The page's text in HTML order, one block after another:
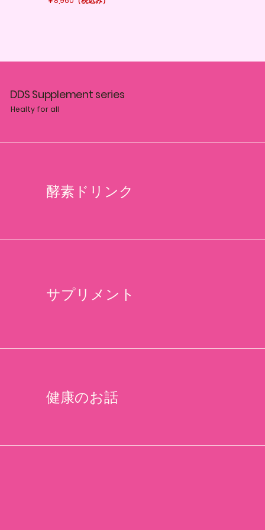
​DDS Supplement series
​Healty for all
酵素ドリンク
サプリメント
健康のお話